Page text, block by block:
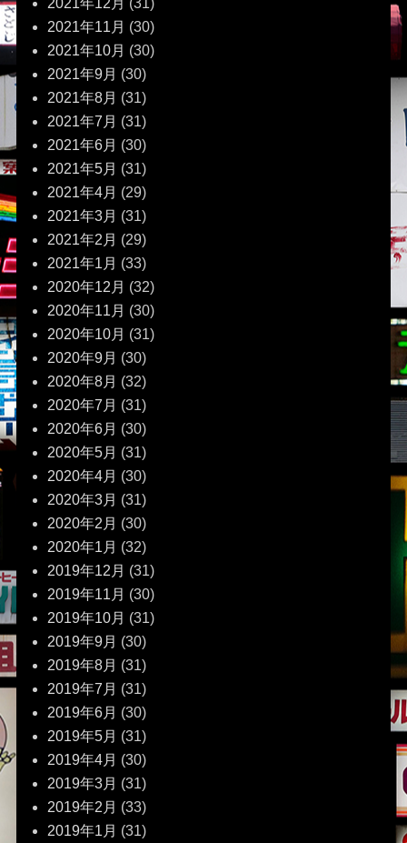
2021年12月 (31)
2021年11月 (30)
2021年10月 (30)
2021年9月 (30)
2021年8月 (31)
2021年7月 (31)
2021年6月 (30)
2021年5月 (31)
2021年4月 (29)
2021年3月 (31)
2021年2月 (29)
2021年1月 (33)
2020年12月 (32)
2020年11月 (30)
2020年10月 (31)
2020年9月 (30)
2020年8月 (32)
2020年7月 (31)
2020年6月 (30)
2020年5月 (31)
2020年4月 (30)
2020年3月 (31)
2020年2月 (30)
2020年1月 (32)
2019年12月 (31)
2019年11月 (30)
2019年10月 (31)
2019年9月 (30)
2019年8月 (31)
2019年7月 (31)
2019年6月 (30)
2019年5月 (31)
2019年4月 (30)
2019年3月 (31)
2019年2月 (33)
2019年1月 (31)